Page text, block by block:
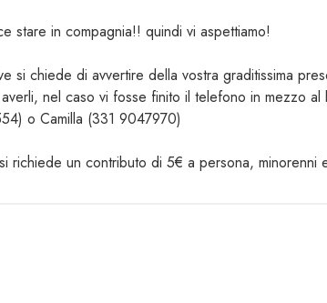
stare in compagnia!! quindi vi aspettiamo!
si chiede di avvertire della vostra graditissima
nel caso vi fosse finito il telefono in mezzo
o Camilla (331 9047970)
richiede un contributo di 5€ a persona, minorenni